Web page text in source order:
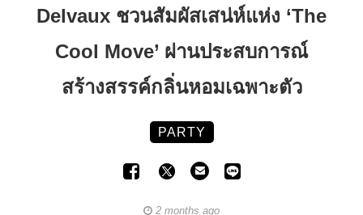
Delvaux ชวนสัมผัสเสน่ห์แห่ง ‘The
Cool Move’ ผ่านประสบการณ์
สร้างสรรค์กลิ่นหอมเฉพาะตัว
PARTY
2 months ago